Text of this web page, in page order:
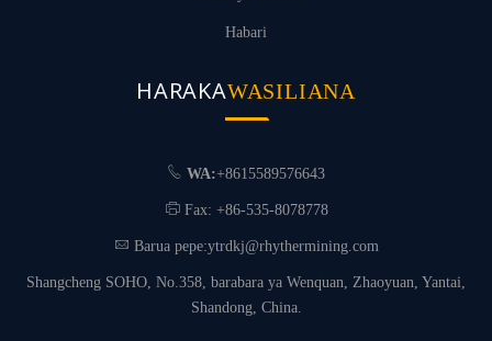
Habari
HARAKAWASILIANA
WA:+8615589576643
Fax: +86-535-8078778
Barua pepe:ytrdkj@rhythermining.com
Shangcheng SOHO, No.358, barabara ya Wenquan, Zhaoyuan, Yantai,
Shandong, China.